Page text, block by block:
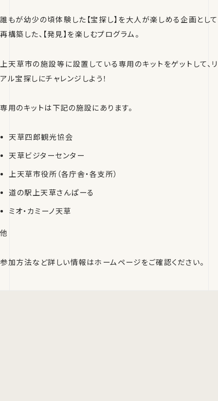
誰もが幼少の頃体験した【宝探し】を大人が楽しめる企画として
再構築した、【発見】を楽しむプログラム。
上天草市の施設等に設置している専用のキットをゲットして、リ
アル宝探しにチャレンジしよう！
専用のキットは下記の施設にあります。
天草四郎観光協会
天草ビジターセンター
上天草市役所（各庁舎・各支所）
道の駅上天草さんぱーる
ミオ・カミーノ天草
他
参加方法など詳しい情報はホームページをご確認ください。